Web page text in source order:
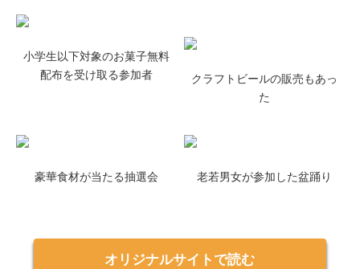
小学生以下対象のお菓子無料
配布を受け取る参加者
クラフトビールの販売もあっ
た
豪華食材が当たる抽選会 老若男女が参加した盆踊り
オリジナルサイトで読む